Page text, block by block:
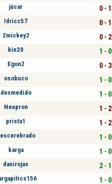
júcar 0 - 1
Idricc57 0 - 1
2mickey2 0 - 2
kin20 1 - 0
Egon2 0 - 3
osobuco 1 - 0
desmedido 1 - 0
Neupron 1 - 2
prista1 1 - 2
1 - 0
karga 1 - 0
danirojas 2 - 1
1 - 0